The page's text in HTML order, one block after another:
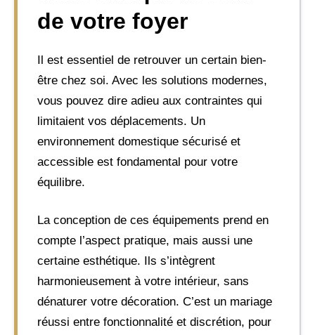
de votre foyer
Il est essentiel de retrouver un certain bien-
être chez soi. Avec les solutions modernes,
vous pouvez dire adieu aux contraintes qui
limitaient vos déplacements. Un
environnement domestique sécurisé et
accessible est fondamental pour votre
équilibre.
La conception de ces équipements prend en
compte l’aspect pratique, mais aussi une
certaine esthétique. Ils s’intègrent
harmonieusement à votre intérieur, sans
dénaturer votre décoration. C’est un mariage
réussi entre fonctionnalité et discrétion, pour